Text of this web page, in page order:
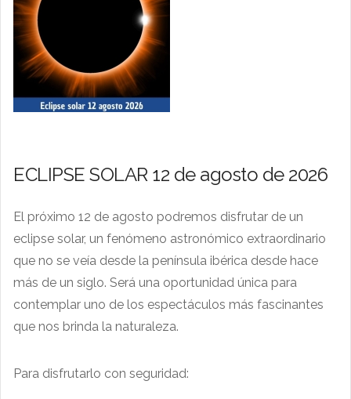
ECLIPSE SOLAR 12 de agosto de 2026
El próximo 12 de agosto podremos disfrutar de un
eclipse solar, un fenómeno astronómico extraordinario
que no se veía desde la península ibérica desde hace
más de un siglo. Será una oportunidad única para
contemplar uno de los espectáculos más fascinantes
que nos brinda la naturaleza.
Para disfrutarlo con seguridad: